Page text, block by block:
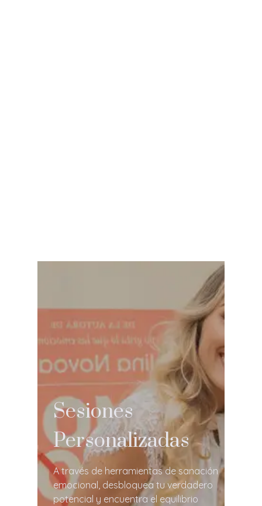
Sesiones
Personalizadas
A través de herramientas de sanación
emocional, desbloquea tu verdadero
potencial y encuentra el equilibrio